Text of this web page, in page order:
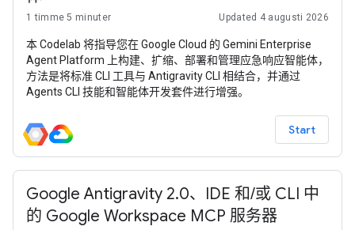
1 timme 5 minuter Updated 4 augusti 2026
本 Codelab 将指导您在 Google Cloud 的 Gemini Enterprise
Agent Platform 上构建、扩缩、部署和管理应急响应智能体，
方法是将标准 CLI 工具与 Antigravity CLI 相结合，并通过
Agents CLI 技能和智能体开发套件进行增强。
Start
Google Antigravity 2.0、IDE 和/或 CLI 中
的 Google Workspace MCP 服务器